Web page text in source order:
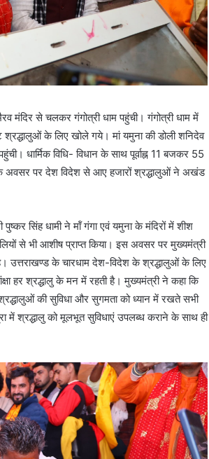
मंदिर से चलकर गंगोत्री धाम पहुंची। गंगोत्री धाम में
के लिए खोले गये। मां यमुना की डोली शनिदेव
धार्मिक विधि- विधान के साथ पूर्वाह्न 11 बजकर 55
अवसर पर देश विदेश से आए हजारों श्रद्धालुओं ने अखंड
सिंह धामी ने मॉं गंगा एवं यमुना के मंदिरों में शीश
से भी आशीष प्राप्त किया। इस अवसर पर मुख्यमंत्री
है। उत्तराखण्ड के चारधाम देश-विदेश के श्रद्धालुओं के लिए
हर श्रद्धालु के मन में रहती है। मुख्यमंत्री ने कहा कि
की सुविधा और सुगमता को ध्यान में रखते सभी
में श्रद्धालु को मूलभूत सुविधाएं उपलब्ध कराने के साथ ही